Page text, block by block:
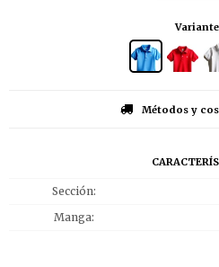
Métodos y
Sección
Manga